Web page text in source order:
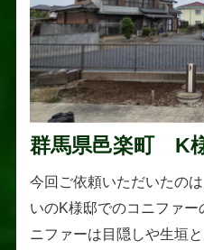
群馬県邑楽町 K
伐採・抜根工事
今回ご依頼いただいたの
いのK様邸でのコニファ
ニファーは目隠しや生垣